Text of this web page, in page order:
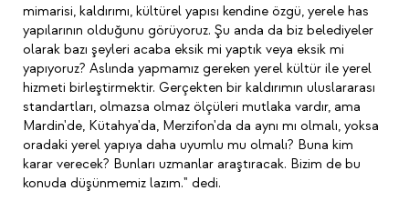
mimarisi, kaldırımı, kültürel yapısı kendine özgü, yerele has
yapılarının olduğunu görüyoruz. Şu anda da biz belediyeler
olarak bazı şeyleri acaba eksik mi yaptık veya eksik mi
yapıyoruz? Aslında yapmamız gereken yerel kültür ile yerel
hizmeti birleştirmektir. Gerçekten bir kaldırımın uluslararası
standartları, olmazsa olmaz ölçüleri mutlaka vardır, ama
Mardin'de, Kütahya'da, Merzifon'da da aynı mı olmalı, yoksa
oradaki yerel yapıya daha uyumlu mu olmalı? Buna kim
karar verecek? Bunları uzmanlar araştıracak. Bizim de bu
konuda düşünmemiz lazım." dedi.